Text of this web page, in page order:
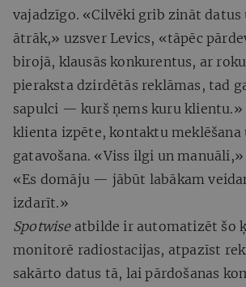
vajadzīgo. «Cilvēki grib zināt datus
ātrāk,» uzsver Levics, «tāpēc
birojā, klausās konkurentus, ar
pieraksta dzirdētās reklāmas, tad
sapulci — kurš ņems kuru klientu.»
klienta izpēte, kontaktu meklēšana
gatavošana. «Viss ilgi un
«Es domāju — jābūt labākam
izdarīt.»
Spotwiseatbilde ir automatizēt šo
monitorē radiostacijas, atpazīst
sakārto datus tā, lai pārdošanas